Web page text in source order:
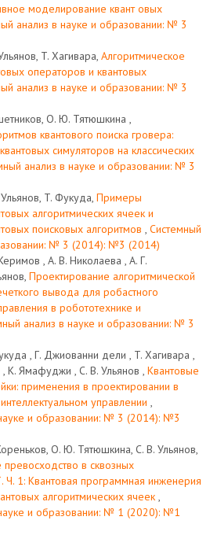
моделирование квант овых
анализ в науке и образовании: № 3
T. Хагивара, Алгоритмическое
операторов и квантовых
анализ в науке и образовании: № 3
О. Ю. Тятюшкина ,
квантового поиска гровера:
симуляторов на классических
анализ в науке и образовании: № 3
T. Фукуда, Примеры
алгоритмических ячеек и
поисковых алгоритмов , Системный
№ 3 (2014): №3 (2014)
, А. В. Николаева , А. Г.
Проектирование алгоритмической
вывода для робастного
в робототехнике и
анализ в науке и образовании: № 3
, Г. Джиованни дели , T. Хагивара ,
K. Ямафуджи , С. В. Ульянов , Квантовые
применения в проектировании в
управлении ,
и образовании: № 3 (2014): №3
О. Ю. Тятюшкина, С. В. Ульянов,
превосходство в сквозных
Ч. 1: Квантовая программная инженерия
алгоритмических ячеек ,
и образовании: № 1 (2020): №1